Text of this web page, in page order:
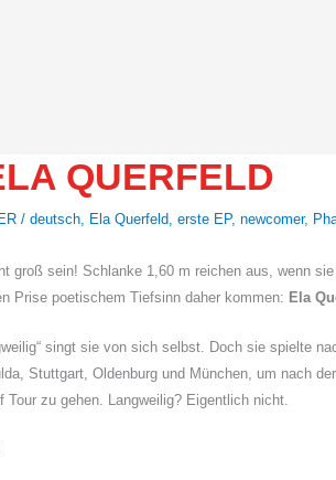
QUERFELD
/ deutsch, Ela Querfeld, erste EP, newcomer,
groß sein! Schlanke 1,60 m reichen aus, wenn
Prise poetischem Tiefsinn daher kommen: Ela
singt sie von sich selbst. Doch sie spielte
Stuttgart, Oldenburg und München, um nach
zu gehen. Langweilig? Eigentlich nicht.